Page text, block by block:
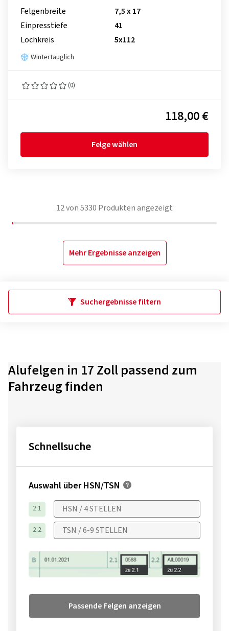
Felgenbreite
7,5 x 17
Einpresstiefe
41
Lochkreis
5x112
Wintertauglich
(0)
118,00 €
Felge wählen
12von5330 Produkten angezeigt
Mehr Ergebnisse anzeigen
Suchergebnisse filtern
Alufelgen in 17 Zoll passend zum
Fahrzeug finden
Schnellsuche
Auswahl über HSN/TSN
2.1
2.2
Passende Felgen anzeigen